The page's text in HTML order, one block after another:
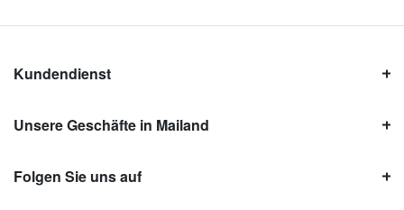
Kundendienst
Unsere Geschäfte in Mailand
Folgen Sie uns auf